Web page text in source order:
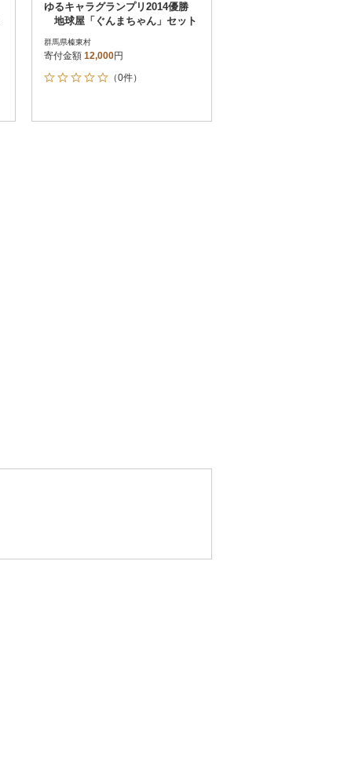
ゆるキャラグランプリ2014優勝
地球屋「ぐんまちゃん」セット
群馬県榛東村
寄付金額 12,000円
（0件）